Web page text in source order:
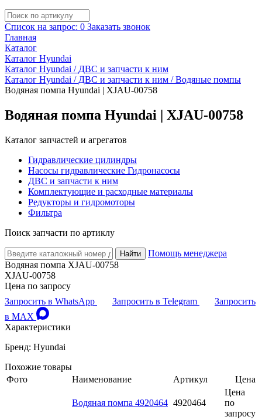
Список на запрос: 0 Заказать звонок
Главная
Каталог
Каталог Hyundai
Каталог Hyundai / ДВС и запчасти к ним
Каталог Hyundai / ДВС и запчасти к ним / Водяные помпы
Водяная помпа Hyundai | XJAU-00758
Водяная помпа Hyundai | XJAU-00758
Каталог запчастей и агрегатов
Гидравлические цилиндры
Насосы гидравлические Гидронасосы
ДВС и запчасти к ним
Комплектующие и расходные материалы
Редукторы и гидромоторы
Фильтра
Поиск запчасти по артиклу
Найти
Помощь менеджера
Водяная помпа XJAU-00758
XJAU-00758
Цена по запросу
Запросить в WhatsApp
Запросить в Telegram
Запросить
в MAX
Характеристики
Бренд: Hyundai
Похожие товары
Фото
Наименование Артикул Цена
Водяная помпа 4920464 4920464
Цена
по
запросу